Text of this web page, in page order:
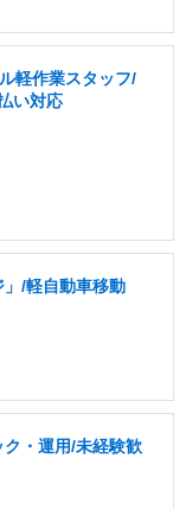
軽作業スタッフ/
い対応
/軽自動車移動
・運用/未経験歓